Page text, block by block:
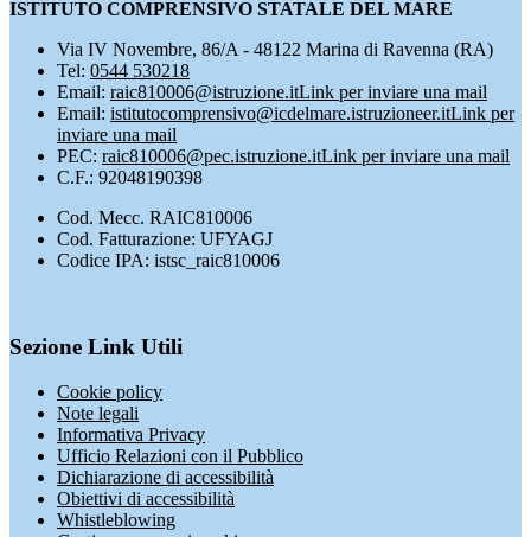
ISTITUTO COMPRENSIVO STATALE DEL MARE
Via IV Novembre, 86/A - 48122 Marina di Ravenna (RA)
Tel: 0544 530218
Email: raic810006@istruzione.itLink per inviare una mail
Email: istitutocomprensivo@icdelmare.istruzioneer.itLink per
inviare una mail
PEC: raic810006@pec.istruzione.itLink per inviare una mail
C.F.: 92048190398
Cod. Mecc. RAIC810006
Cod. Fatturazione: UFYAGJ
Codice IPA: istsc_raic810006
Sezione Link Utili
Cookie policy
Note legali
Informativa Privacy
Ufficio Relazioni con il Pubblico
Dichiarazione di accessibilità
Obiettivi di accessibilità
Whistleblowing